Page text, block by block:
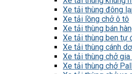
Xe tải thùng đông
Xe tải lồng chở ô tô
Xe tải thùng bán
Xe tải thùng ben tự
Xe tải thùng cánh
Xe tải thùng chở
Xe tải thùng chở